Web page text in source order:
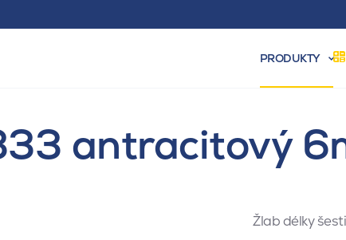
PRODUKTY
antracitový
Žlab délky